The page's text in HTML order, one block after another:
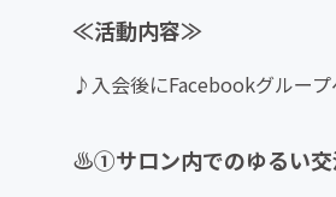
≪活動内容≫
♪入会後にFacebookグルー
♨️①サロン内でのゆるい